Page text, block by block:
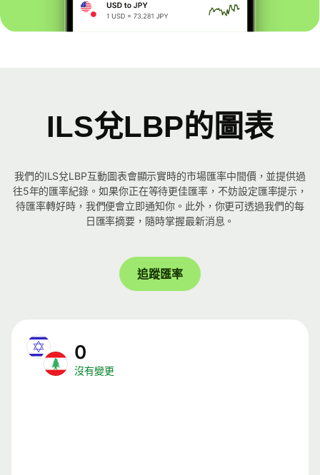
ILS兌LBP的圖表
我們的ILS兌LBP互動圖表會顯示實時的市場匯率中間價，並提供過
往5年的匯率紀錄。如果你正在等待更佳匯率，不妨設定匯率提示，
待匯率轉好時，我們便會立即通知你。此外，你更可透過我們的每
日匯率摘要，隨時掌握最新消息。
追蹤匯率
0
沒有變更